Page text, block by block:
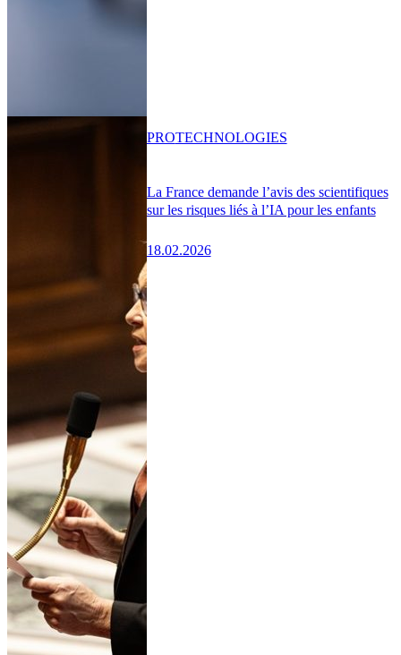
La France demande l’avis des scientifiques
sur les risques liés à l’IA pour les enfants
18.02.2026
PROTECHNOLOGIES